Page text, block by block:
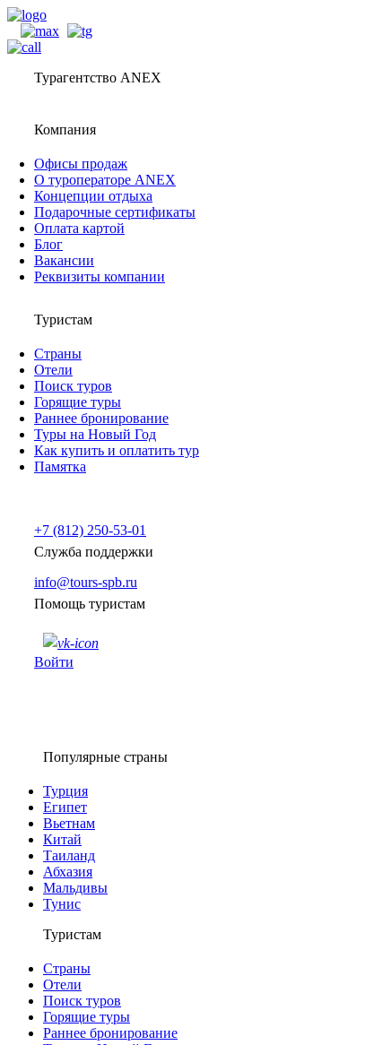
Турагентство ANEX
Компания
Офисы продаж
О туроператоре ANEX
Концепции отдыха
Подарочные сертификаты
Оплата картой
Блог
Вакансии
Реквизиты компании
Туристам
Страны
Отели
Поиск туров
Горящие туры
Раннее бронирование
Туры на Новый Год
Как купить и оплатить тур
Памятка
+7 (812) 250-53-01
Служба поддержки
info@tours-spb.ru
Помощь туристам
Войти
Популярные страны
Турция
Египет
Вьетнам
Китай
Таиланд
Абхазия
Мальдивы
Тунис
Туристам
Страны
Отели
Поиск туров
Горящие туры
Раннее бронирование